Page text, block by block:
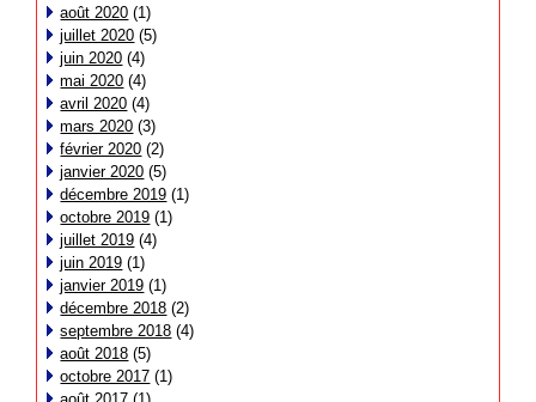
août 2020 (1)
juillet 2020 (5)
juin 2020 (4)
mai 2020 (4)
avril 2020 (4)
mars 2020 (3)
février 2020 (2)
janvier 2020 (5)
décembre 2019 (1)
octobre 2019 (1)
juillet 2019 (4)
juin 2019 (1)
janvier 2019 (1)
décembre 2018 (2)
septembre 2018 (4)
août 2018 (5)
octobre 2017 (1)